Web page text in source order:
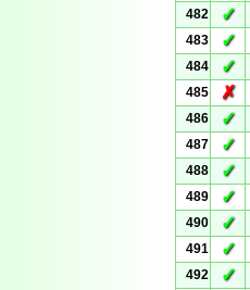
482
✓
483
✓
484
✓
485
✗
486
✓
487
✓
488
✓
489
✓
490
✓
491
✓
492
✓